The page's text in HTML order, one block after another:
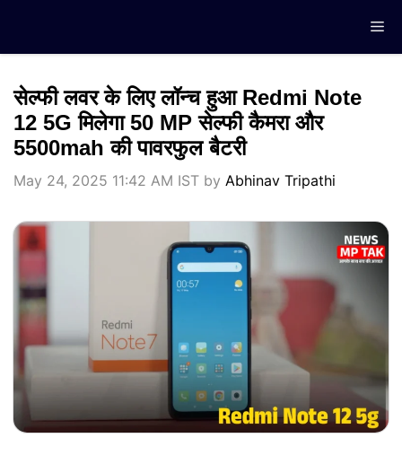
content
सेल्फी लवर के लिए लॉन्च हुआ Redmi Note
12 5G मिलेगा 50 MP सेल्फी कैमरा और
5500mah की पावरफुल बैटरी
May 24, 2025 11:42 AM IST by Abhinav Tripathi